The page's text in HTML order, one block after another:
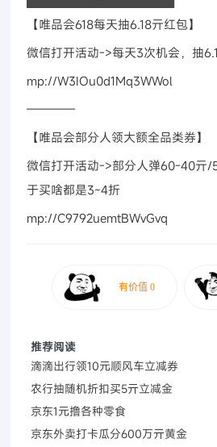
【唯品会618每天抽6.18亓红包】
微信打开活动->每天3次机会，抽
mp://W3IOu0d1Mq3WWol
————
【唯品会部分人领大额全品类券】
微信打开活动->部分人弹60-40亓/
于买啥都是3~4折
mp://C9792uemtBWvGvq
推荐阅读
滴滴出行领10元顺风车立减券
农行抽随机折扣买5亓立减金
京东1元撸各种零食
京东外卖打卡瓜分600万亓黄金